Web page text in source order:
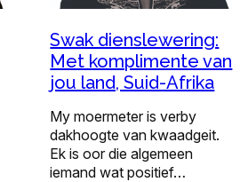
Swak dienslewering:
Met komplimente van
jou land, Suid-Afrika
My moermeter is verby
dakhoogte van kwaadgeit.
Ek is oor die algemeen
iemand wat positief…